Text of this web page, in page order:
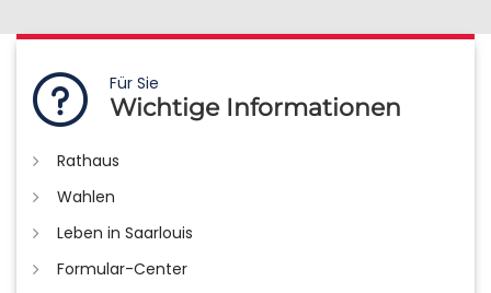
Für Sie
Wichtige Informationen
Rathaus
Wahlen
Leben in Saarlouis
Formular-Center